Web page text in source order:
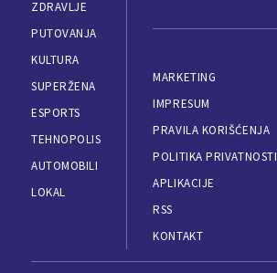
ZDRAVLJE
PUTOVANJA
KULTURA
SUPERŽENA
ESPORTS
TEHNOPOLIS
AUTOMOBILI
LOKAL
MARKETING
IMPRESUM
PRAVILA KORIŠĆENJA
POLITIKA PRIVATNOSTI
APLIKACIJE
RSS
KONTAKT